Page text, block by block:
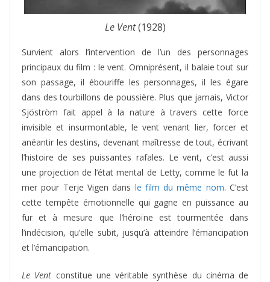
Le Vent(1928)
Survient alors l’intervention de l’un des personnages
principaux du film : le vent. Omniprésent, il balaie tout sur
son passage, il ébouriffe les personnages, il les égare
dans des tourbillons de poussière. Plus que jamais, Victor
Sjöström fait appel à la nature à travers cette force
invisible et insurmontable, le vent venant lier, forcer et
anéantir les destins, devenant maîtresse de tout, écrivant
l’histoire de ses puissantes rafales. Le vent, c’est aussi
une projection de l’état mental de Letty, comme le fut la
mer pour Terje Vigen dans le film du même nom. C’est
cette tempête émotionnelle qui gagne en puissance au
fur et à mesure que l’héroïne est tourmentée dans
l’indécision, qu’elle subit, jusqu’à atteindre l’émancipation
et l’émancipation.
Le Vent constitue une véritable synthèse du cinéma de